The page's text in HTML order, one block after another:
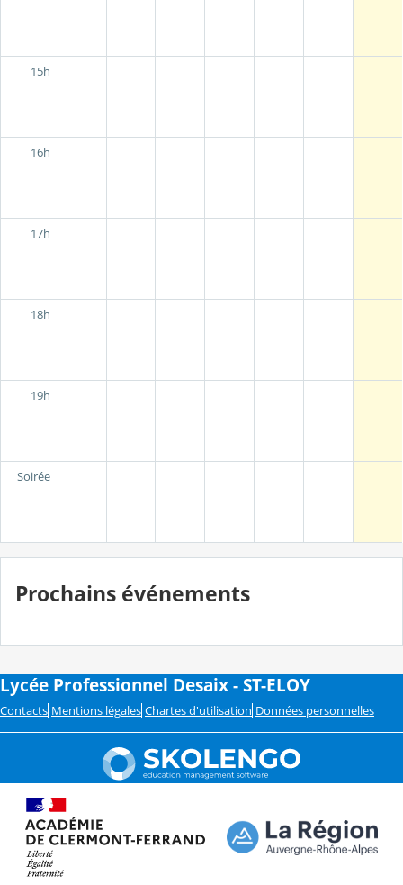
15h
16h
17h
18h
19h
Soirée
Prochains événements
Lycée Professionnel Desaix - ST-ELOY
Contacts Mentions légales Chartes d'utilisation Données personnelles